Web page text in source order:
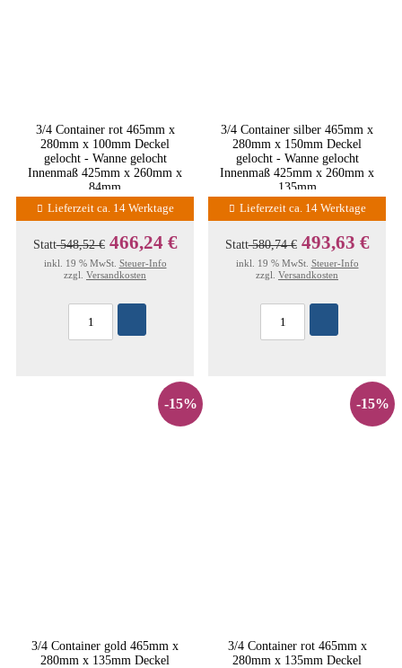
3/4 Container rot 465mm x
280mm x 100mm Deckel
gelocht - Wanne gelocht
Innenmaß 425mm x 260mm x
84mm
Lieferzeit ca. 14 Werktage
Statt548,52 € 466,24 €
inkl. 19 % MwSt. Steuer-Info
zzgl. Versandkosten
3/4 Container silber 465mm x
280mm x 150mm Deckel
gelocht - Wanne gelocht
Innenmaß 425mm x 260mm x
135mm
Lieferzeit ca. 14 Werktage
Statt580,74 € 493,63 €
inkl. 19 % MwSt. Steuer-Info
zzgl. Versandkosten
-15%
3/4 Container gold 465mm x
280mm x 135mm Deckel
-15%
3/4 Container rot 465mm x
280mm x 135mm Deckel